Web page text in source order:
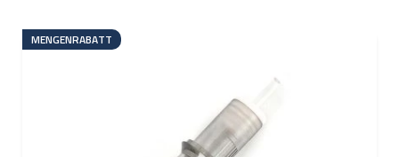
MENGENRABATT